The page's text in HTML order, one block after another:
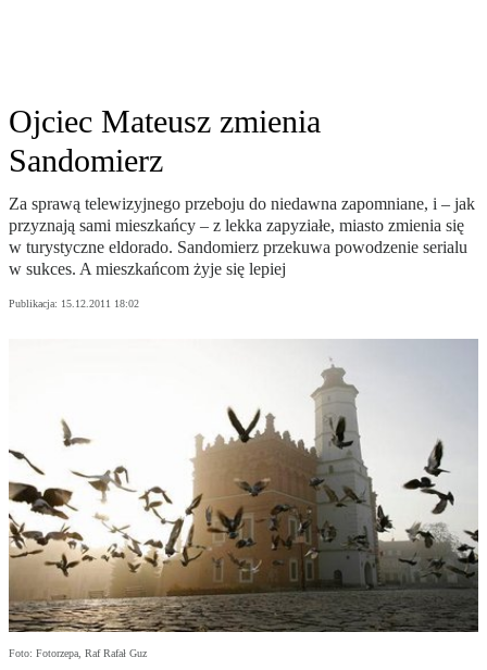
Ojciec Mateusz zmienia
Sandomierz
Za sprawą telewizyjnego przeboju do niedawna zapomniane, i – jak
przyznają sami mieszkańcy – z lekka zapyziałe, miasto zmienia się
w turystyczne eldorado. Sandomierz przekuwa powodzenie serialu
w sukces. A mieszkańcom żyje się lepiej
Publikacja: 15.12.2011 18:02
Foto: Fotorzepa, Raf Rafał Guz